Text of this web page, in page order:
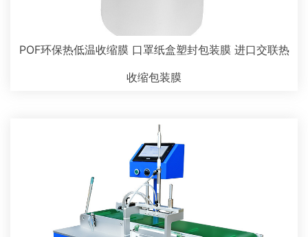
POF环保热低温收缩膜 口罩纸盒塑封包装膜 进口交联热
收缩包装膜